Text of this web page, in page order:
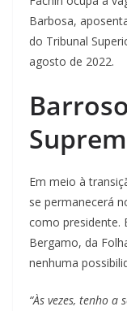
Barbosa,
do Tribunal
agosto de 2022.
Em meio à
se permanecerá
como presidente.
Bergamo, da
nenhuma
“Às vezes, tenho